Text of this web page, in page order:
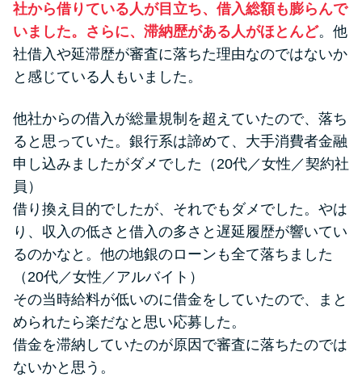
社から借りている人が目立ち、借入総額も膨らんで
いました。さらに、滞納歴がある人がほとんど。他
社借入や延滞歴が審査に落ちた理由なのではないか
と感じている人もいました。
他社からの借入が総量規制を超えていたので、落ち
ると思っていた。銀行系は諦めて、大手消費者金融
申し込みましたがダメでした（20代／女性／契約社
員）
借り換え目的でしたが、それでもダメでした。やは
り、収入の低さと借入の多さと遅延履歴が響いてい
るのかなと。他の地銀のローンも全て落ちました
（20代／女性／アルバイト）
その当時給料が低いのに借金をしていたので、まと
められたら楽だなと思い応募した。
借金を滞納していたのが原因で審査に落ちたのでは
ないかと思う。